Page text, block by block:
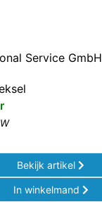
Service GmbH
Bekijk artikel
In winkelmand